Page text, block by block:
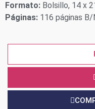
Formato: Bolsillo, 14 x
Páginas: 116 páginas B/